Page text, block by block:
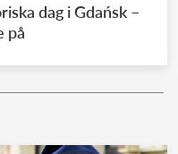
dag i Gdańsk –
på